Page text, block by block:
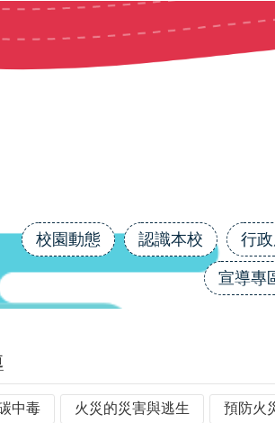
校園動態 認識本校 行
宣導專
中毒 火災的災害與逃生 預防火